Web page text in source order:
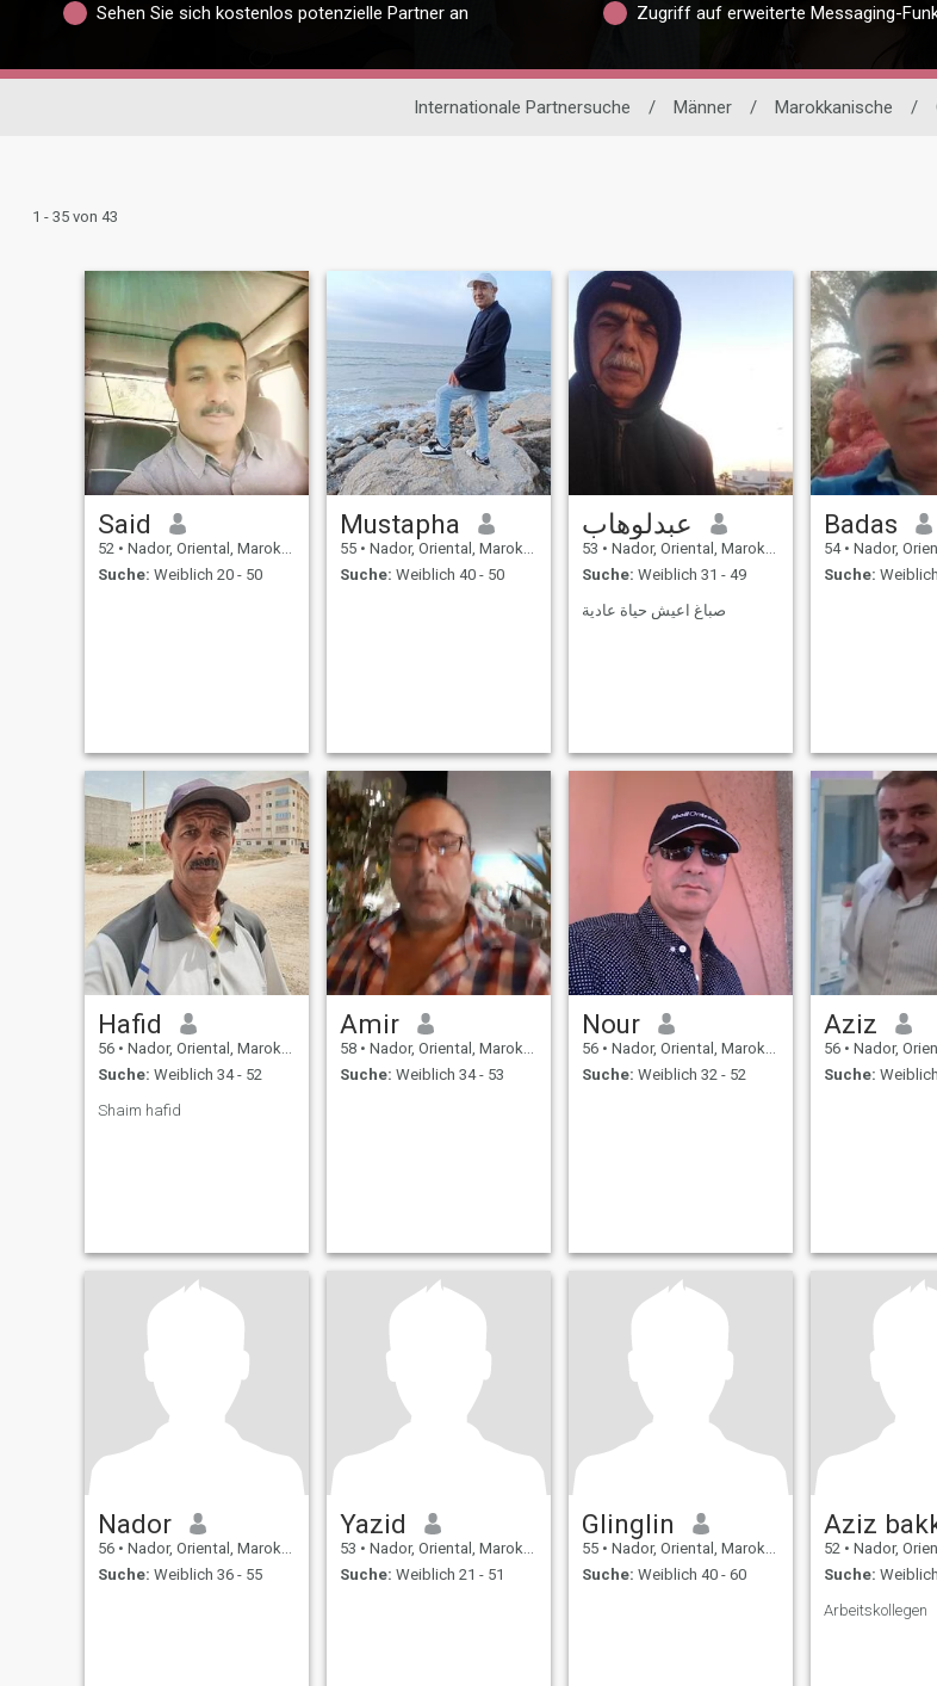
Sehen Sie sich kostenlos potenzielle Partner an Zugriff auf erweiterte Messaging-
Internationale Partnersuche / Männer / Marokkanische /
1 - 35 von 43
Said
52 • Nador, Oriental, Marokko
Suche: Weiblich 20 - 50
Mustapha
55 • Nador, Oriental, Marokko
Suche: Weiblich 40 - 50
عبدلوهاب
53 • Nador, Oriental, Marokko
Suche: Weiblich 31 - 49
صباغ اعيش حياة عادية
Badas
54 • Nador,
Suche:
Hafid
56 • Nador, Oriental, Marokko
Suche: Weiblich 34 - 52
Shaim hafid
Amir
58 • Nador, Oriental, Marokko
Suche: Weiblich 34 - 53
Nour
56 • Nador, Oriental, Marokko
Suche: Weiblich 32 - 52
Aziz
56 • Nador,
Suche:
Nador
56 • Nador, Oriental, Marokko
Suche: Weiblich 36 - 55
Yazid
53 • Nador, Oriental, Marokko
Suche: Weiblich 21 - 51
Glinglin
55 • Nador, Oriental, Marokko
Suche: Weiblich 40 - 60
Aziz
52 • Nador,
Suche:
Arbeitskollegen